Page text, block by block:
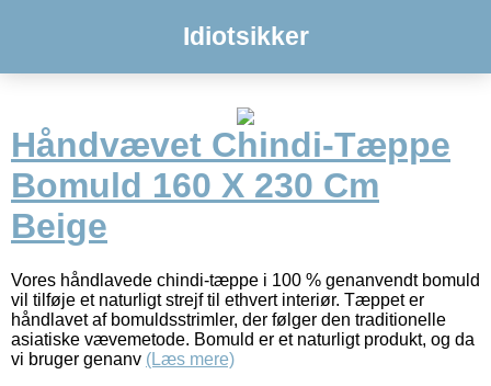
Idiotsikker
Håndvævet Chindi-Tæppe
Bomuld 160 X 230 Cm
Beige
Vores håndlavede chindi-tæppe i 100 % genanvendt bomuld
vil tilføje et naturligt strejf til ethvert interiør. Tæppet er
håndlavet af bomuldsstrimler, der følger den traditionelle
asiatiske vævemetode. Bomuld er et naturligt produkt, og da
vi bruger genanv (Læs mere)